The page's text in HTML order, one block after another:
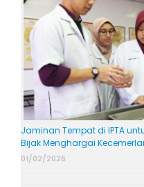
Jaminan Tempat di IPTA
Bijak Menghargai
01/02/2026